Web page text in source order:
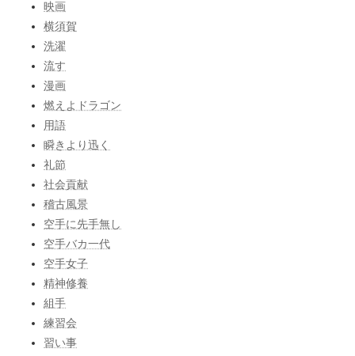
映画
横須賀
洗濯
流す
漫画
燃えよドラゴン
用語
瞬きより迅く
礼節
社会貢献
稽古風景
空手に先手無し
空手バカ一代
空手女子
精神修養
組手
練習会
習い事